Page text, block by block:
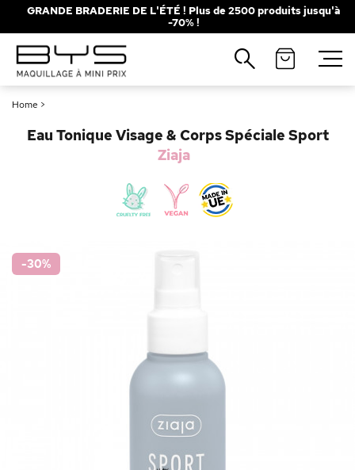
GRANDE BRADERIE DE L'ÉTÉ ! Plus de 2500 produits jusqu'à
-70% !
Home >
Eau Tonique Visage & Corps Spéciale Sport
Ziaja
-30%
Fermer
Recherches populaires
Solaire
Rouge à Lèvres